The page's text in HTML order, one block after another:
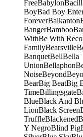
FreeBabylon
BoyBad Boy
ForeverBalkanton
BangerBamboo
WithBe With
FamilyBearsville
BanquetBellBella
UnionBellaphon
NoiseBeyond
BearBig BeatBig
TimeBillingsgate
BlueBlack And
LionBlack Screen
TruffleBlackened
Y NegroBlind Pig